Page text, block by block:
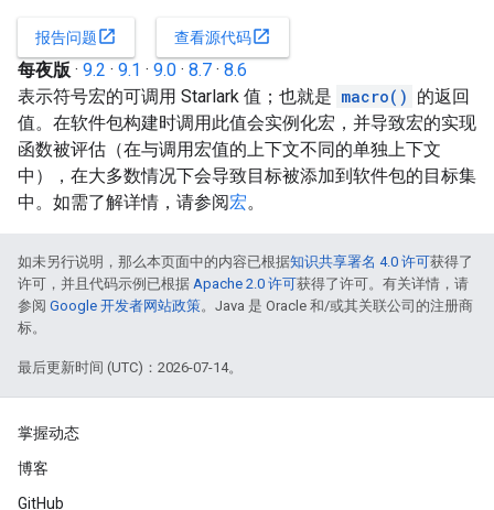
报告问题open_in_new 查看源代码open_in_new
每夜版 · 9.2 · 9.1 · 9.0 · 8.7 · 8.6
表示符号宏的可调用 Starlark 值；也就是 macro() 的返回
值。在软件包构建时调用此值会实例化宏，并导致宏的实现
函数被评估（在与调用宏值的上下文不同的单独上下文
中），在大多数情况下会导致目标被添加到软件包的目标集
中。如需了解详情，请参阅宏。
如未另行说明，那么本页面中的内容已根据知识共享署名 4.0 许可获得了
许可，并且代码示例已根据 Apache 2.0 许可获得了许可。有关详情，请
参阅 Google 开发者网站政策。Java 是 Oracle 和/或其关联公司的注册商
标。
最后更新时间 (UTC)：2026-07-14。
掌握动态
博客
GitHub